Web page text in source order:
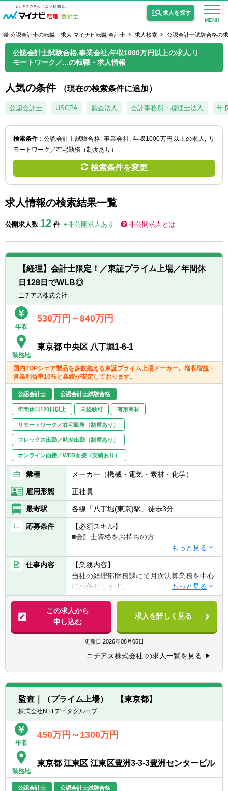
MENU
求人を探す
公認会計士試験合格向けの求人
ご利用ガイド
非公開求人とは？
求人情報
公認会計士の転職・求人 マイナビ転職 会計士 求人検索 公認会計士試験合格の
公認会計士試験合格,事業会社,年収1000万円以上の求人,リ
モートワーク／...の転職・求人情報
人気の条件 （現在の検索条件に追加）
公認会計士 USCPA 監査法人 会計事務所・税理士法人 年
検索条件： 公認会計士試験合格 事業会社 年収1000万円以上の求人
リ
モートワーク／在宅勤務（制度あり）
検索条件を変更
求人情報の検索結果一覧
公開求人数 12 件 +非公開求人あり 非公開求人とは
【経理】会計士限定！／東証プライム上場／年間休
日128日でWLB◎
ニチアス株式会社
年収
530万円～840万円
勤務地
東京都 中央区 八丁堀1-6-1
国内TOPシェア製品を多数抱える東証プライム上場メーカー。増収増益・
営業利益率10%と業績が安定しております。
公認会計士 公認会計士試験合格
年間休日120日以上 未経験可 有形商材
リモートワーク／在宅勤務（制度あり）
フレックス出勤／時差出勤（制度あり）
オンライン面接／WEB面接（実績あり）
業種 メーカー（機械・電気・素材・化学）
雇用形態 正社員
最寄駅 各線「八丁堀(東京)駅」徒歩3分
応募条件
【必須スキル】
■会計士資格をお持ちの方
【歓迎スキル】
■会計事務所や税理士事務所出身の方
※上場企業でのご経験は問いません。
【企業担当の推しポイント】
■年間休日128日ときちんとお休みも取れる環
境です。
離職率約3%という数値にも働きやすさが表
れており、今回の転職で長期に渡り働ける企
業への転職をお考えの方には大変お勧めでき
■製造業界の幅広い企業との取引があり、事
業のリスク分散ができております。創業120
年以上となった現在も、利益率10％以上をキ
ープしながら経営を行っております。
仕事内容
【業務内容】
当社の経理部財務課にて月次決算業務を中心
にお任せします。
【詳細】
■単体・連結決算業務
■開示書類の作成（決算短信、四半期報告
書、有価証券報告書）
■税金計算・申告
■月次業務
■国内外の拠点、子会社への経理指導と支
社、工場、営業とのやりとり
※ご経験に応じて業務を決定致します。これ
らの業務を財務課のメンバーで分担・協力し
ながら対応して頂きます。
【配属先部署】
管理本部経理部経理課への配属となります。
経理部は経理課と財務課に分かれており、部
長含め14名の組織です。
経理課は総合職5名（40代課長１名、30代リ
この求人から
申し込む
求人を詳しく見る
更新日 2026年08月05日
ニチアス株式会社 の求人一覧を見る
監査｜（プライム上場） 【東京都】
株式会社NTTデータグループ
年収
450万円～1300万円
勤務地
東京都 江東区 江東区豊洲3‐3‐3豊洲センタービル
公認会計士 公認会計士試験合格